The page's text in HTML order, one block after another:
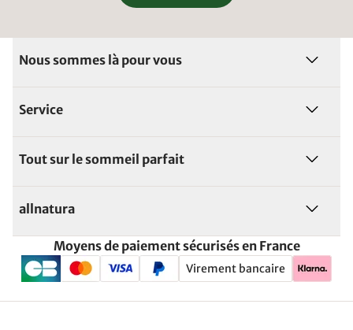
Nous sommes là pour vous
Service
Tout sur le sommeil parfait
allnatura
Moyens de paiement sécurisés en France
Virement bancaire